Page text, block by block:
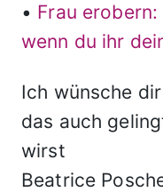
• Frau
wenn du ihr
Ich wünsche
das auch
wirst
Beatrice